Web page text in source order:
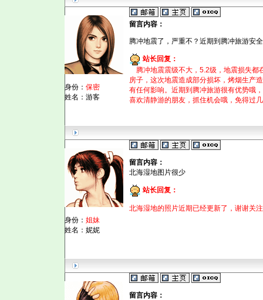
身份： 保密
姓名：游客
留言内容：
腾冲地震了，严重不？近期到腾冲旅游安
站长回复：
腾冲地震震级不大，5.2级，地震损失都
房子，这次地震造成部分损坏，烤烟生产
有任何影响。近期到腾冲旅游很有优势哦
喜欢清静游的朋友，抓住机会哦，免得过
身份： 姐妹
姓名：妮妮
留言内容：
北海湿地图片很少
站长回复：
北海湿地的照片近期已经更新了，谢谢关注
留言内容：